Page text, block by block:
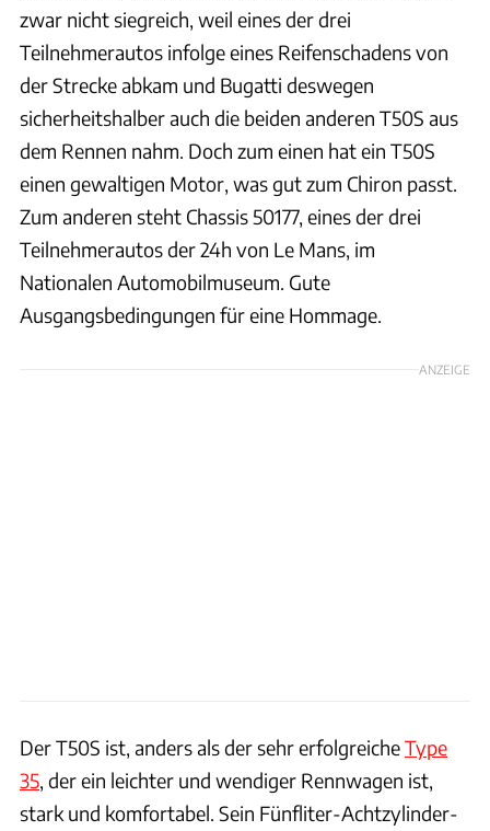
zwar nicht siegreich, weil eines der drei
Teilnehmerautos infolge eines Reifenschadens von
der Strecke abkam und Bugatti deswegen
sicherheitshalber auch die beiden anderen T50S aus
dem Rennen nahm. Doch zum einen hat ein T50S
einen gewaltigen Motor, was gut zum Chiron passt.
Zum anderen steht Chassis 50177, eines der drei
Teilnehmerautos der 24h von Le Mans, im
Nationalen Automobilmuseum. Gute
Ausgangsbedingungen für eine Hommage.
ANZEIGE
Der T50S ist, anders als der sehr erfolgreicheType
35, der ein leichter und wendiger Rennwagen ist,
stark und komfortabel. Sein Fünfliter-Achtzylinder-